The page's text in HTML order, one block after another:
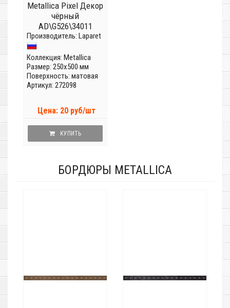
Metallica Pixel Декор
чёрный
AD\G526\34011
Производитель: Laparet
Коллекция: Metallica
Размер: 250x500 мм
Поверхность: матовая
Артикул: 272098
Цена: 20 руб/шт
КУПИТЬ
БОРДЮРЫ METALLICA